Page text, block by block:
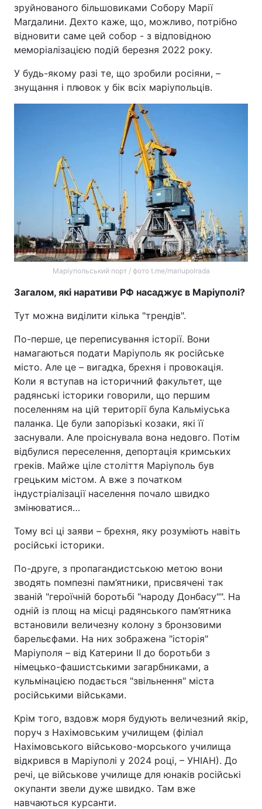
зруйнованого більшовиками Собору Марії
Магдалини. Дехто каже, що, можливо, потрібно
відновити саме цей собор - з відповідною
меморіалізацією подій березня 2022 року.
У будь-якому разі те, що зробили росіяни, –
знущання і плювок у бік всіх маріупольців.
Маріупольський порт / фото t.me/mariupolrada
Загалом, які наративи РФ насаджує в Маріуполі?
Тут можна виділити кілька "трендів".
По-перше, це переписування історії. Вони
намагаються подати Маріуполь як російське
місто. Але це – вигадка, брехня і провокація.
Коли я вступав на історичний факультет, ще
радянські історики говорили, що першим
поселенням на цій території була Кальміуська
паланка. Це були запорізькі козаки, які її
заснували. Але проіснувала вона недовго. Потім
відбулися переселення, депортація кримських
греків. Майже ціле століття Маріуполь був
грецьким містом. А вже з початком
індустріалізації населення почало швидко
змінюватися…
Тому всі ці заяви – брехня, яку розуміють навіть
російські історики.
По-друге, з пропагандистською метою вони
зводять помпезні пам’ятники, присвячені так
званій "героїчній боротьбі "народу Донбасу"". На
одній із площ на місці радянського пам’ятника
встановили величезну колону з бронзовими
барельєфами. На них зображена "історія"
Маріуполя – від Катерини ІІ до боротьби з
німецько-фашистськими загарбниками, а
кульмінацією подається "звільнення" міста
російськими військами.
Крім того, вздовж моря будують величезний якір,
поруч з Нахімовським училищем (філіал
Нахімовського військово-морського училища
відкрився в Маріуполі у 2024 році, – УНІАН). До
речі, це військове училище для юнаків російські
окупанти звели дуже швидко. Там вже
навчаються курсанти.